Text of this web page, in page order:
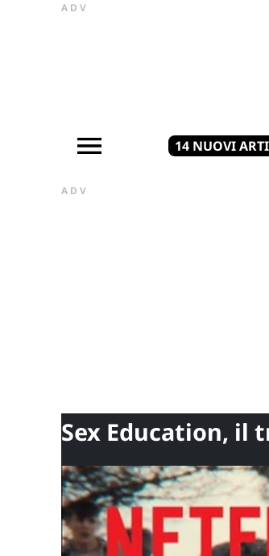
ADV
14 NUOVI
ADV
Sex Education, il